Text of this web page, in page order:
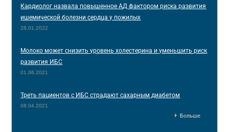
Кардиолог назвала повышенное АД фактором риска развития
ишемической болезни сердца у пожилых
28.01.2022
Молоко может снизить уровень холестерина и уменьшить риск
развития ИБС
01.06.2021
Треть пациентов с ИБС страдают сахарным диабетом
08.04.2021
Больше